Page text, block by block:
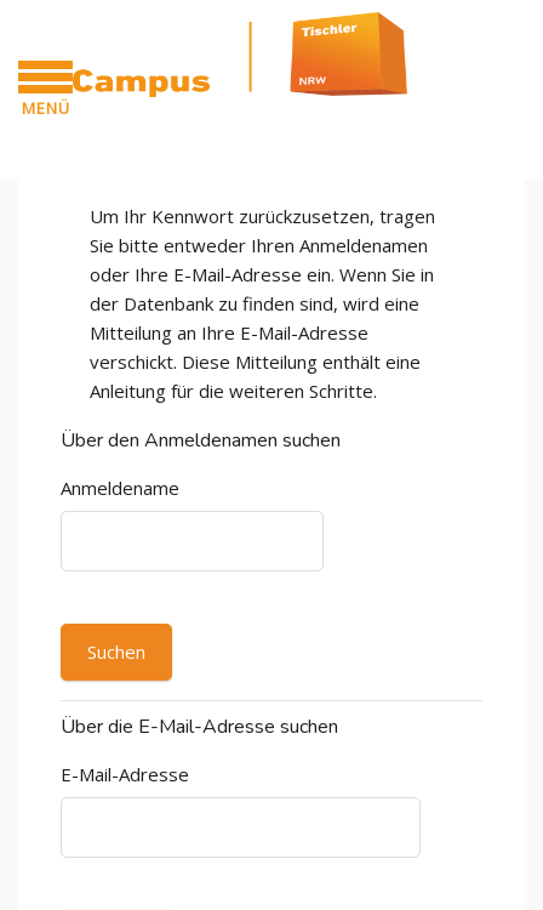
MENÜ
Zum Hauptinhalt
Um Ihr Kennwort zurückzusetzen, tragen
Sie bitte entweder Ihren Anmeldenamen
oder Ihre E-Mail-Adresse ein. Wenn Sie in
der Datenbank zu finden sind, wird eine
Mitteilung an Ihre E-Mail-Adresse
verschickt. Diese Mitteilung enthält eine
Anleitung für die weiteren Schritte.
Über den Anmeldenamen suchen
Anmeldename
Über die E-Mail-Adresse suchen
E-Mail-Adresse